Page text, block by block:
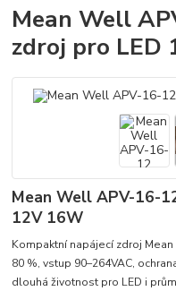
Mean Well
zdroj pro LED
Mean Well APV-16-
12V 16W
Kompaktní napájecí zdroj
80 %, vstup 90–264VAC,
dlouhá životnost pro LED i